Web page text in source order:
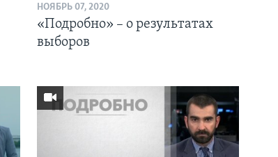
НОЯБРЬ 07, 2020
«Подробно» – о результатах
выборов